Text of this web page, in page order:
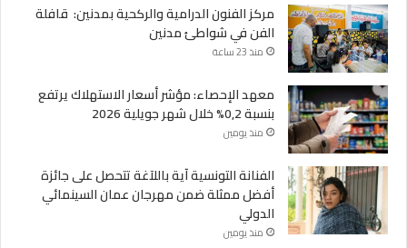
مركز الفنون الدرامية والركحية بمدنين: قافلة
الفن في شواطئ مدنين
منذ 23 ساعة
معهد الإحصاء: مؤشر أسعار الاستهلاك يرتفع
بنسبة 0,2% خلال شهر جويلية 2026
منذ يومين
الفنانة التونسية آية باللآغة تتحصل على جائزة
أفضل ممثلة ضمن مهرجان عمان السينمائي
الدولي
منذ يومين